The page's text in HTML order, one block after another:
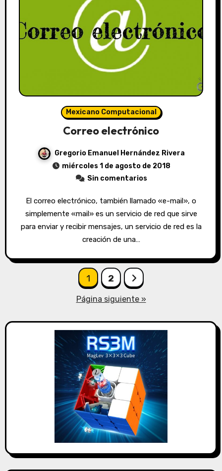
Mexicano Computacional
Correo electrónico
Gregorio Emanuel Hernández Rivera
miércoles 1 de agosto de 2018
Sin comentarios
El correo electrónico, también llamado «e-mail», o
simplemente «mail» es un servicio de red que sirve
para enviar y recibir mensajes, un servicio de red es la
creación de una…
Paginación
entradas
1 2
Página siguiente »